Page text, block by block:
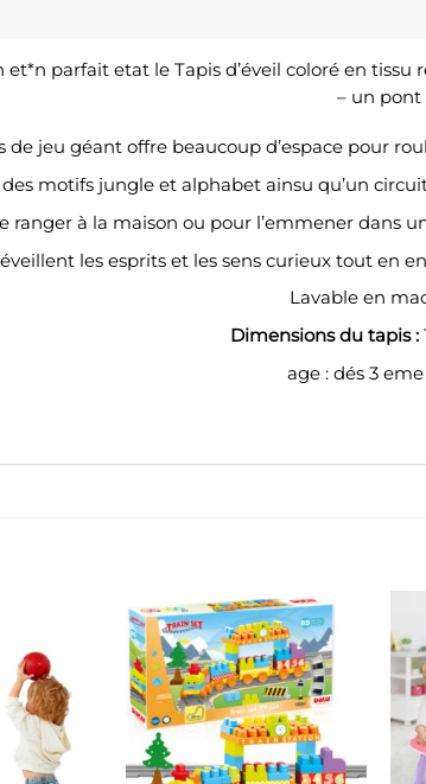
et*n parfait etat le Tapis d’éveil coloré en
– un pont
de jeu géant offre beaucoup d’espace pour
des motifs jungle et alphabet ainsu qu’un
ranger à la maison ou pour l’emmener dans
les esprits et les sens curieux tout en
Lavable en
Dimensions du tapis :
age : dés 3